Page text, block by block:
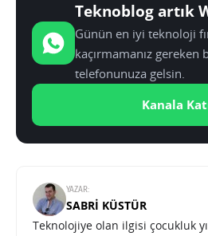
Teknoblog artık
Günün en iyi teknoloji
kaçırmamanız gereken
telefonunuza gelsin.
Kanala
YAZAR:
SABRI KÜSTÜR
Teknolojiye olan ilgisi çocukluk